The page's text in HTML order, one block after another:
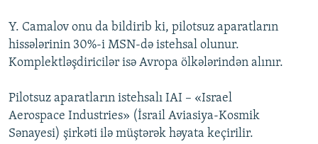
Y. Camalov onu da bildirib ki, pilotsuz aparatların
hissələrinin 30%-i MSN-də istehsal olunur.
Komplektləşdiricilər isə Avropa ölkələrindən alınır.
Pilotsuz aparatların istehsalı IAI – «Israel
Aerospace Industries» (İsrail Aviasiya-Kosmik
Sənayesi) şirkəti ilə müştərək həyata keçirilir.